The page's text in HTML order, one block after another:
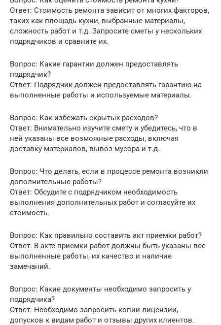
Ответ: Стоимость ремонта зависит от многих факторов,
таких как площадь кухни, выбранные материалы,
сложность работ и т.д. Запросите сметы у нескольких
подрядчиков и сравните их.
Вопрос: Какие гарантии должен предоставлять
подрядчик?
Ответ: Подрядчик должен предоставлять гарантию на
выполненные работы и используемые материалы.
Вопрос: Как избежать скрытых расходов?
Ответ: Внимательно изучите смету и убедитесь, что в
ней указаны все возможные расходы, включая
доставку материалов, вывоз мусора и т.д.
Вопрос: Что делать, если в процессе ремонта возникли
дополнительные работы?
Ответ: Обсудите с подрядчиком необходимость
выполнения дополнительных работ и согласуйте их
стоимость.
Вопрос: Как правильно составить акт приемки работ?
Ответ: В акте приемки работ должны быть указаны все
выполненные работы, их качество и наличие
замечаний.
Вопрос: Какие документы необходимо запросить у
подрядчика?
Ответ: Необходимо запросить копии лицензии,
допусков к видам работ и отзывы других клиентов.